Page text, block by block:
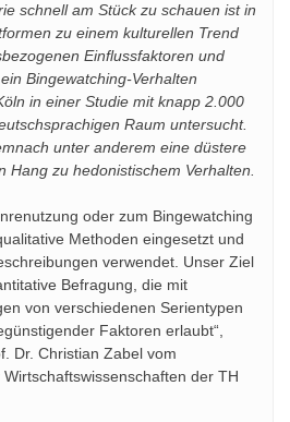
schnell am Stück zu schauen ist in
zu einem kulturellen Trend
Einflussfaktoren und
Bingewatching-Verhalten
in einer Studie mit knapp 2.000
Raum untersucht.
unter anderem eine düstere
Hang zu hedonistischem Verhalten.
oder zum Bingewatching
Methoden eingesetzt und
verwendet. Unser Ziel
Befragung, die mit
von verschiedenen Serientypen
Faktoren erlaubt“,
Dr. Christian Zabel vom
der TH